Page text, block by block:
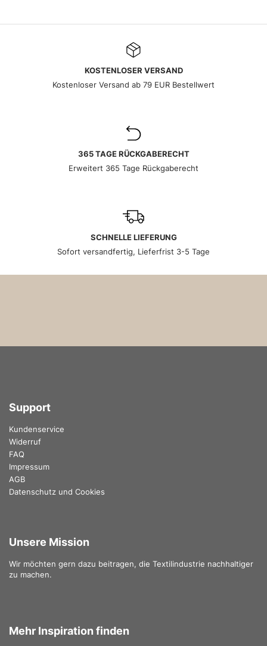
KOSTENLOSER VERSAND
Kostenloser Versand ab 79 EUR Bestellwert
365 TAGE RÜCKGABERECHT
Erweitert 365 Tage Rückgaberecht
SCHNELLE LIEFERUNG
Sofort versandfertig, Lieferfrist 3-5 Tage
Support
Kundenservice
Widerruf
FAQ
Impressum
AGB
Datenschutz und Cookies
Unsere Mission
Wir möchten gern dazu beitragen, die Textilindustrie nachhaltiger
zu machen.
Mehr Inspiration finden